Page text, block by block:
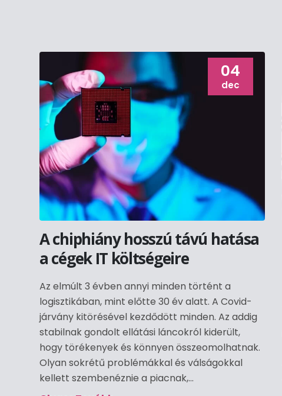
04
dec
A chiphiány hosszú távú hatása
a cégek IT költségeire
Az elmúlt 3 évben annyi minden történt a
logisztikában, mint előtte 30 év alatt. A Covid-
járvány kitörésével kezdődött minden. Az addig
stabilnak gondolt ellátási láncokról kiderült,
hogy törékenyek és könnyen összeomolhatnak.
Olyan sokrétű problémákkal és válságokkal
kellett szembenéznie a piacnak,...